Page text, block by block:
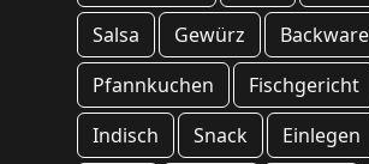
Salsa
Gewürz
Pfannkuchen
Fischgericht
Indisch
Snack Einlegen